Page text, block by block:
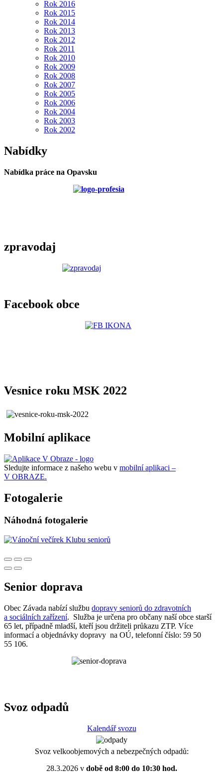
Rok 2016
Rok 2015
Rok 2014
Rok 2013
Rok 2012
Rok 2011
Rok 2010
Rok 2009
Rok 2008
Rok 2007
Rok 2005
Rok 2006
Rok 2004
Rok 2003
Rok 2002
Nabídky
Nabídka práce na Opavsku
zpravodaj
Facebook obce
Vesnice roku MSK 2022
Mobilní aplikace
Sledujte informace z našeho webu v mobilní aplikaci –
V OBRAZE.
Fotogalerie
Náhodná fotogalerie
Senior doprava
Obec Závada nabízí službu dopravy seniorů do zdravotních
a sociálních zařízení. Služba je určena pro občany naší obce starší
65 let, případně mladší, kteří jsou držiteli průkazu ZTP. Více
informací a objednávky dopravy na OÚ, telefonní číslo: 59 50
55 106.
Svoz odpadů
Kalendář svozu
Svoz velkoobjemových a nebezpečných odpadů:
28.3.2026 vdobě od 8:00 do 10:30 hod.